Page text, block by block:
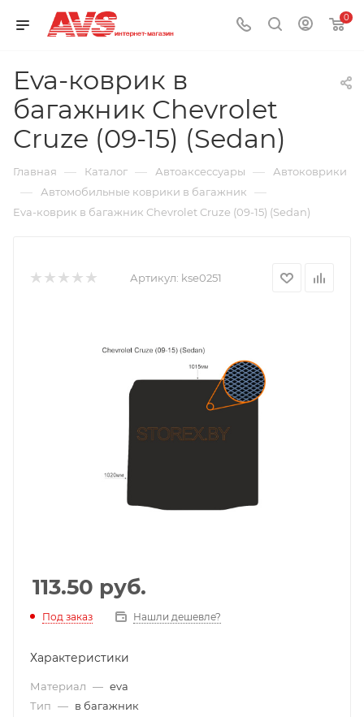
0
Eva-коврик в
багажник Chevrolet
Cruze (09-15) (Sedan)
Главная — Каталог — Автоаксессуары — Автоковрики
— Автомобильные коврики в багажник —
Eva-коврик в багажник Chevrolet Cruze (09-15) (Sedan)
Артикул: kse0251
113.50 руб.
Под заказ Нашли дешевле?
Характеристики
Материал — eva
Тип — в багажник